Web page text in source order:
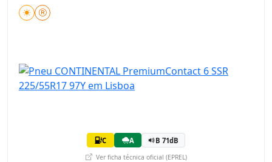
C A B 71dB
Ver ficha técnica oficial (EPREL)